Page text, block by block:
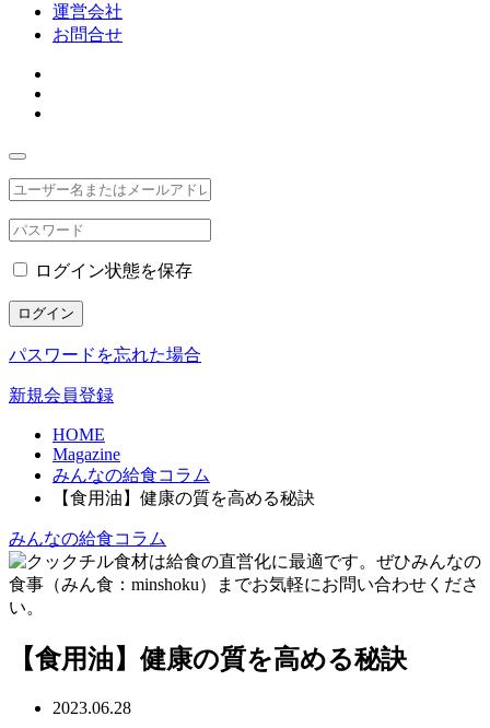
運営会社
お問合せ
ログイン状態を保存
ログイン
パスワードを忘れた場合
新規会員登録
HOME
Magazine
みんなの給食コラム
【食用油】健康の質を高める秘訣
みんなの給食コラム
【食用油】健康の質を高める秘訣
2023.06.28